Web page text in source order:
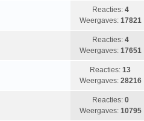
Reacties: 4
Weergaves: 17821
Reacties: 4
Weergaves: 17651
Reacties: 13
Weergaves: 28216
Reacties: 0
Weergaves: 10795